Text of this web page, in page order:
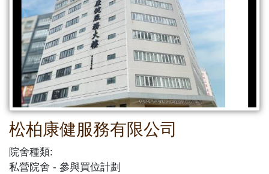
松柏康健服務有限公司
院舍種類:
私營院舍
參與買位計劃